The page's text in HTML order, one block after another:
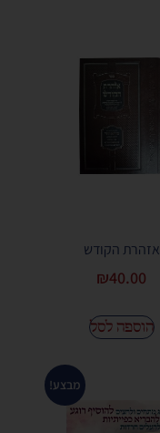
אזהרת הקודש
₪40.00
הוספה לסל
מבצע!